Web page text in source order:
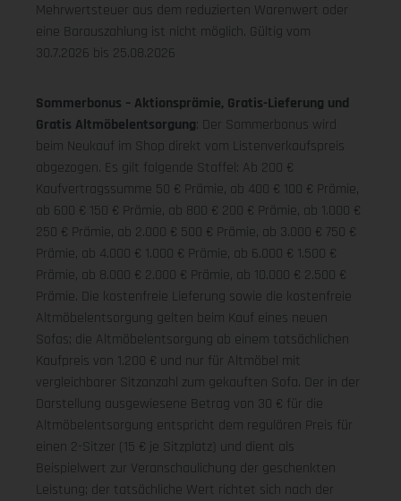
Mehrwertsteuer aus dem reduzierten Warenwert oder
eine Barauszahlung ist nicht möglich. Gültig vom
30.7.2026 bis 25.08.2026
Sommerbonus – Aktionsprämie, Gratis-Lieferung und
Gratis Altmöbelentsorgung: Der Sommerbonus wird
beim Neukauf im Shop direkt vom Listenverkaufspreis
abgezogen. Es gilt folgende Staffel: Ab 200 €
Kaufvertragssumme 50 € Prämie, ab 400 € 100 € Prämie,
ab 600 € 150 € Prämie, ab 800 € 200 € Prämie, ab 1.000 €
250 € Prämie, ab 2.000 € 500 € Prämie, ab 3.000 € 750 €
Prämie, ab 4.000 € 1.000 € Prämie, ab 6.000 € 1.500 €
Prämie, ab 8.000 € 2.000 € Prämie, ab 10.000 € 2.500 €
Prämie. Die kostenfreie Lieferung sowie die kostenfreie
Altmöbelentsorgung gelten beim Kauf eines neuen
Sofas; die Altmöbelentsorgung ab einem tatsächlichen
Kaufpreis von 1.200 € und nur für Altmöbel mit
vergleichbarer Sitzanzahl zum gekauften Sofa. Der in der
Darstellung ausgewiesene Betrag von 30 € für die
Altmöbelentsorgung entspricht dem regulären Preis für
einen 2-Sitzer (15 € je Sitzplatz) und dient als
Beispielwert zur Veranschaulichung der geschenkten
Leistung; der tatsächliche Wert richtet sich nach der